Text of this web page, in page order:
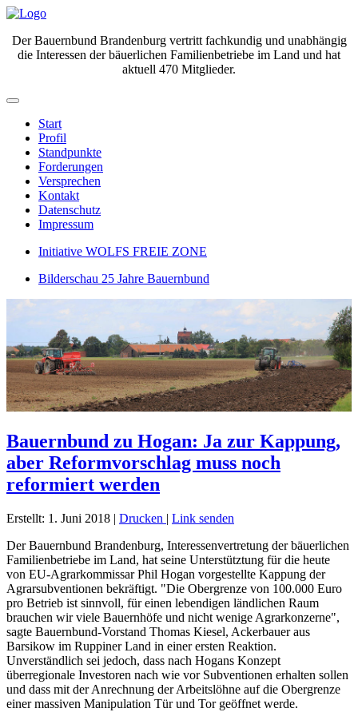
Der Bauernbund Brandenburg vertritt fachkundig und unabhängig
die Interessen der bäuerlichen Familienbetriebe im Land und hat
aktuell 470 Mitglieder.
Start
Profil
Standpunkte
Forderungen
Versprechen
Kontakt
Datenschutz
Impressum
Initiative WOLFS FREIE ZONE
Bilderschau 25 Jahre Bauernbund
Bauernbund zu Hogan: Ja zur Kappung,
aber Reformvorschlag muss noch
reformiert werden
Erstellt: 1. Juni 2018 | Drucken | Link senden
Der Bauernbund Brandenburg, Interessenvertretung der bäuerlichen
Familienbetriebe im Land, hat seine Unterstütztung für die heute
von EU-Agrarkommissar Phil Hogan vorgestellte Kappung der
Agrarsubventionen bekräftigt. "Die Obergrenze von 100.000 Euro
pro Betrieb ist sinnvoll, für einen lebendigen ländlichen Raum
brauchen wir viele Bauernhöfe und nicht wenige Agrarkonzerne",
sagte Bauernbund-Vorstand Thomas Kiesel, Ackerbauer aus
Barsikow im Ruppiner Land in einer ersten Reaktion.
Unverständlich sei jedoch, dass nach Hogans Konzept
überregionale Investoren nach wie vor Subventionen erhalten sollen
und dass mit der Anrechnung der Arbeitslöhne auf die Obergrenze
einer massiven Manipulation Tür und Tor geöffnet werde.